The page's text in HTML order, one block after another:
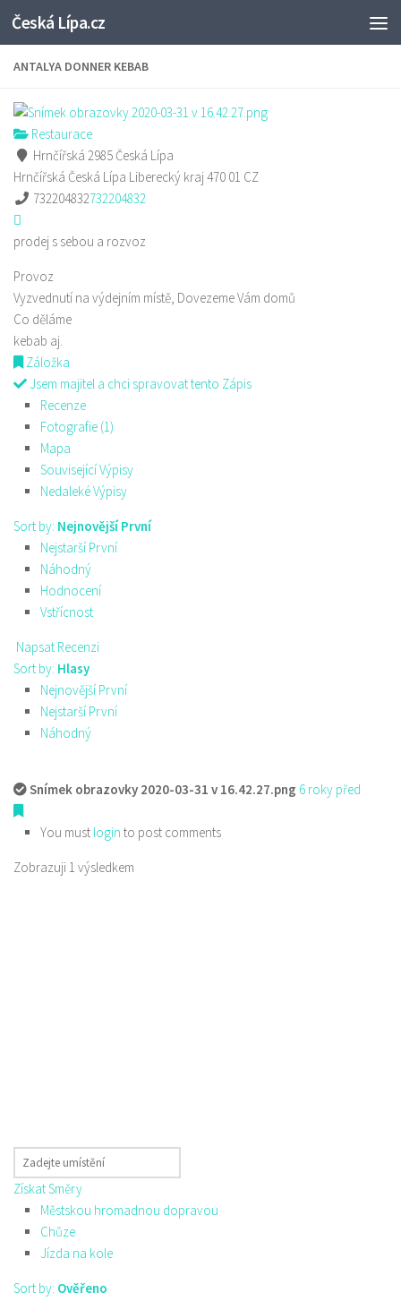
Skip to content
Česká Lípa.cz
ANTALYA DONNER KEBAB
Restaurace
Hrnčířská 2985 Česká Lípa
Hrnčířská Česká Lípa Liberecký kraj470 01 CZ
732204832732204832
prodej s sebou a rozvoz
Provoz
Vyzvednutí na výdejním místě, Dovezeme Vám domů
Co děláme
kebab aj.
Záložka
Jsem majitel a chci spravovat tento Zápis
Recenze
Fotografie (1)
Mapa
Související Výpisy
Nedaleké Výpisy
Sort by: Nejnovější První
Nejstarší První
Náhodný
Hodnocení
Vstřícnost
Napsat Recenzi
Sort by: Hlasy
Nejnovější První
Nejstarší První
Náhodný
Snímek obrazovky 2020-03-31 v 16.42.27.png 6 roky před
You must login to post comments
Zobrazuji 1 výsledkem
Získat Směry
Městskou hromadnou dopravou
Chůze
Jízda na kole
Sort by: Ověřeno